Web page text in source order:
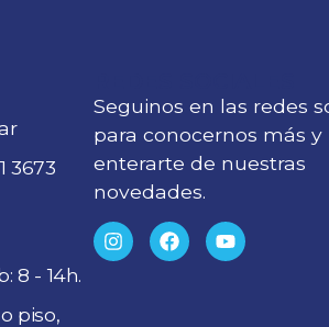
3673
8 - 14h.
piso,
Seguinos en las redes
para conocernos más y
enterarte de nuestras
novedades.